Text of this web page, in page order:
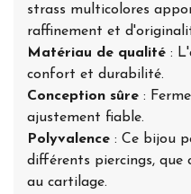
strass multicolores
raffinement et
Matériau de qualité :
confort et durabilité.
Conception sûre :
ajustement fiable.
Polyvalence : Ce bijou
différents piercings, que
au cartilage.